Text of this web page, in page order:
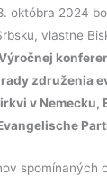
októbra 2024
vlastne
združenia
v Nemecku,
spomínaných